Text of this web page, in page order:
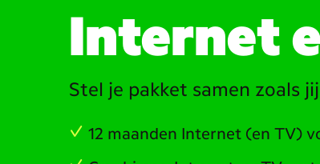
abonnement
Internet
Stel je pakket samen zoals
12 maanden Internet (en TV)